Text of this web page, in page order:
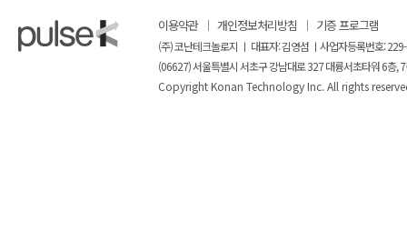
이용약관 개인정보처리방침 기증 프로그램
(주) 코난테크놀로지 ㅣ 대표자: 김영섬 ㅣ사업자등록번호:
(06627) 서울특별시 서초구 강남대로 327 대륭서초타워 6층,
Copyright Konan Technology Inc. All rights